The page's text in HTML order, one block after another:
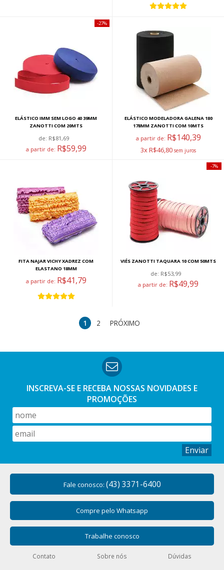
ELÁSTICO IMM SEM LOGO 40 39MM
ZANOTTI COM 20MTS
de: R$81,69
a partir de: R$59,99
27%
ELÁSTICO MODELADORA GALENA 180
178MM ZANOTTI COM 10MTS
a partir de: R$140,39
3x R$46,80
FITA NAJAR VICHY XADREZ COM
ELASTANO 18MM
a partir de: R$41,79
VIÉS ZANOTTI TAQUARA 10 COM 50MTS
de: R$53,99
a partir de: R$49,99
7%
1 2 PRÓXIMO
INSCREVA-SE E RECEBA NOSSAS NOVIDADES E
PROMOÇÕES
Enviar
Fale conosco: (43) 3371-6400
Compre pelo Whatsapp
Trabalhe conosco
Contato Sobre nós Dúvidas